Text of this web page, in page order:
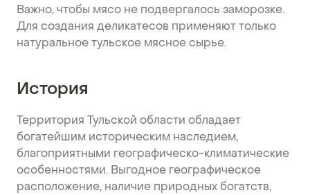
Важно, чтобы мясо не подвергалось заморозке.
Для создания деликатесов применяют только
натуральное тульское мясное сырье.
История
Территория Тульской области обладает
богатейшим историческим наследием,
благоприятными географическо-климатические
особенностями. Выгодное географическое
расположение, наличие природных богатств,